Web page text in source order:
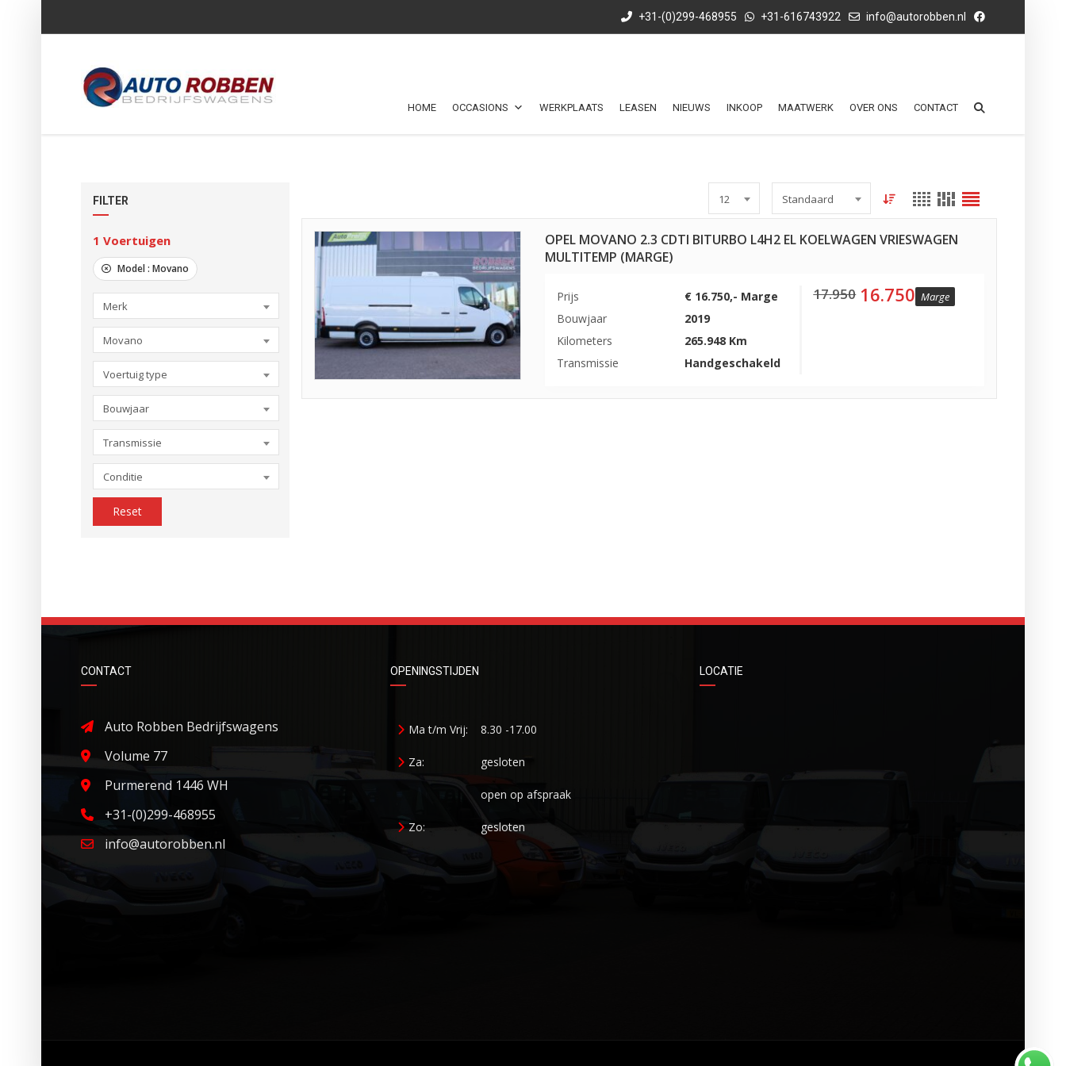
+31-(0)299-468955 +31-616743922 info@autorobben.nl
HOME OCCASIONS WERKPLAATS LEASEN NIEUWS INKOOP MAATWERK OVER ONS CONTACT
FILTER
1 Voertuigen
Model : Movano
Merk
Movano
Voertuig type
Bouwjaar
Transmissie
Conditie
Reset
12 Standaard
OPEL MOVANO 2.3 CDTI BITURBO L4H2 EL KOELWAGEN VRIESWAGEN
MULTITEMP (MARGE)
Prijs
€ 16.750,- Marge
Bouwjaar
2019
Kilometers
265.948 Km
Transmissie
Handgeschakeld
17.950 16.750 Marge
CONTACT
Auto Robben Bedrijfswagens
Volume 77
Purmerend 1446 WH
+31-(0)299-468955
info@autorobben.nl
OPENINGSTIJDEN
Ma t/m Vrij: 8.30 -17.00
Za: gesloten
open op afspraak
Zo: gesloten
LOCATIE